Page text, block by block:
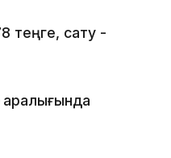
теңге, сату -